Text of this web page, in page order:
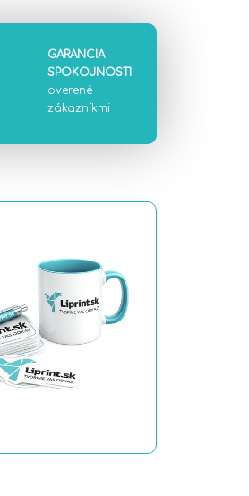
GARANCIA
SPOKOJNOSTI
overené
zákazníkmi